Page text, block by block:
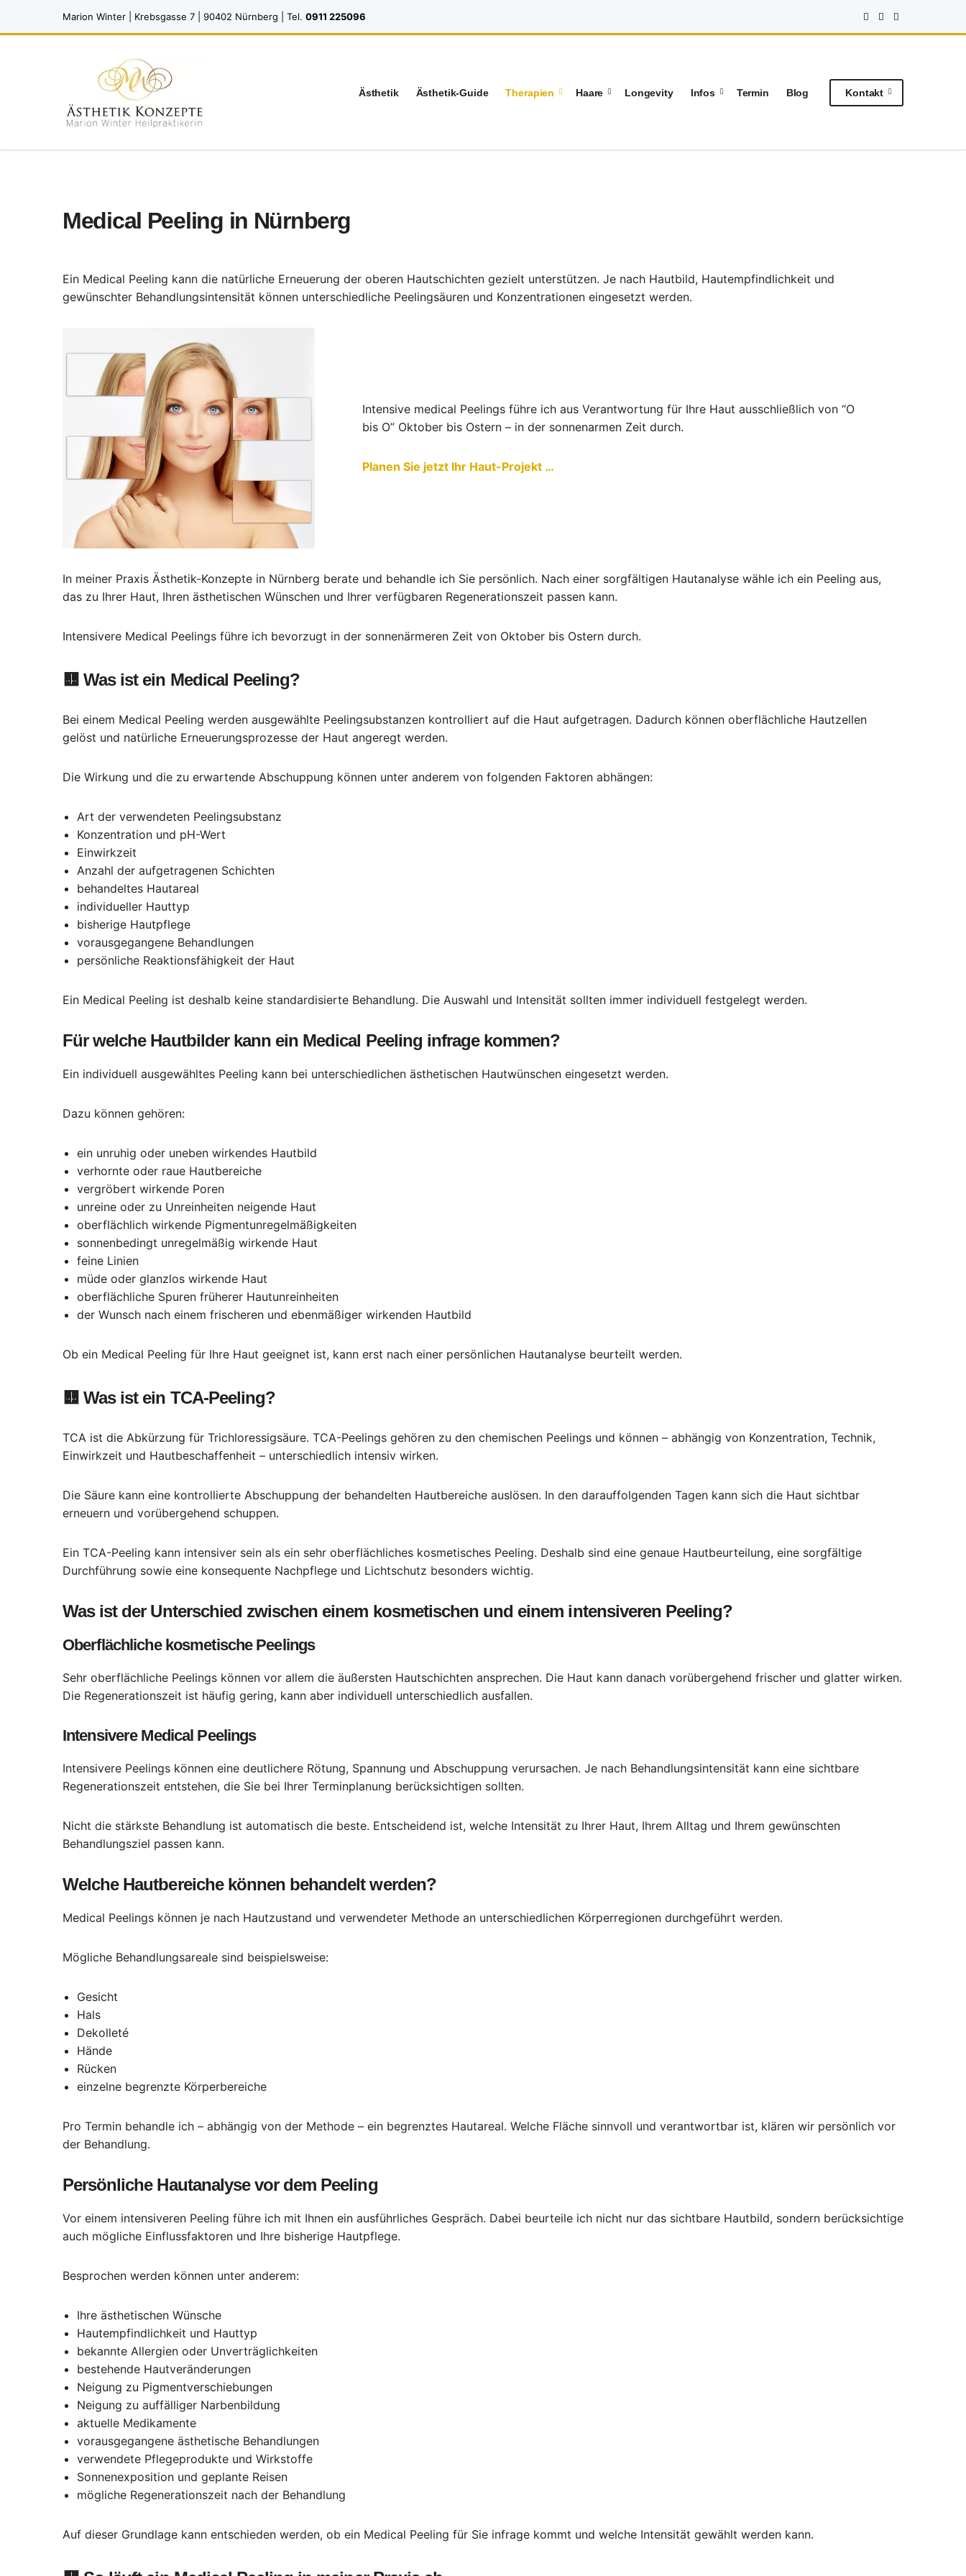
Marion Winter | Krebsgasse 7 | 90402 Nürnberg | Tel. 0911 225096
Ästhetik Ästhetik-Guide Therapien Haare Longevity Infos Termin Blog Kontakt
Medical Peeling in Nürnberg
Ein Medical Peeling kann die natürliche Erneuerung der oberen Hautschichten gezielt unterstützen. Je nach Hautbild, Hautempfindlichkeit und
gewünschter Behandlungsintensität können unterschiedliche Peelingsäuren und Konzentrationen eingesetzt werden.
Intensive medical Peelings führe ich aus Verantwortung für Ihre Haut ausschließlich von “O
bis O” Oktober bis Ostern – in der sonnenarmen Zeit durch.
Planen Sie jetzt Ihr Haut-Projekt …
In meiner Praxis Ästhetik-Konzepte in Nürnberg berate und behandle ich Sie persönlich. Nach einer sorgfältigen Hautanalyse wähle ich ein Peeling aus,
das zu Ihrer Haut, Ihren ästhetischen Wünschen und Ihrer verfügbaren Regenerationszeit passen kann.
Intensivere Medical Peelings führe ich bevorzugt in der sonnenärmeren Zeit von Oktober bis Ostern durch.
🟨 Was ist ein Medical Peeling?
Bei einem Medical Peeling werden ausgewählte Peelingsubstanzen kontrolliert auf die Haut aufgetragen. Dadurch können oberflächliche Hautzellen
gelöst und natürliche Erneuerungsprozesse der Haut angeregt werden.
Die Wirkung und die zu erwartende Abschuppung können unter anderem von folgenden Faktoren abhängen:
Art der verwendeten Peelingsubstanz
Konzentration und pH-Wert
Einwirkzeit
Anzahl der aufgetragenen Schichten
behandeltes Hautareal
individueller Hauttyp
bisherige Hautpflege
vorausgegangene Behandlungen
persönliche Reaktionsfähigkeit der Haut
Ein Medical Peeling ist deshalb keine standardisierte Behandlung. Die Auswahl und Intensität sollten immer individuell festgelegt werden.
Für welche Hautbilder kann ein Medical Peeling infrage kommen?
Ein individuell ausgewähltes Peeling kann bei unterschiedlichen ästhetischen Hautwünschen eingesetzt werden.
Dazu können gehören:
ein unruhig oder uneben wirkendes Hautbild
verhornte oder raue Hautbereiche
vergröbert wirkende Poren
unreine oder zu Unreinheiten neigende Haut
oberflächlich wirkende Pigmentunregelmäßigkeiten
sonnenbedingt unregelmäßig wirkende Haut
feine Linien
müde oder glanzlos wirkende Haut
oberflächliche Spuren früherer Hautunreinheiten
der Wunsch nach einem frischeren und ebenmäßiger wirkenden Hautbild
Ob ein Medical Peeling für Ihre Haut geeignet ist, kann erst nach einer persönlichen Hautanalyse beurteilt werden.
🟨 Was ist ein TCA-Peeling?
TCA ist die Abkürzung für Trichloressigsäure. TCA-Peelings gehören zu den chemischen Peelings und können – abhängig von Konzentration, Technik,
Einwirkzeit und Hautbeschaffenheit – unterschiedlich intensiv wirken.
Die Säure kann eine kontrollierte Abschuppung der behandelten Hautbereiche auslösen. In den darauffolgenden Tagen kann sich die Haut sichtbar
erneuern und vorübergehend schuppen.
Ein TCA-Peeling kann intensiver sein als ein sehr oberflächliches kosmetisches Peeling. Deshalb sind eine genaue Hautbeurteilung, eine sorgfältige
Durchführung sowie eine konsequente Nachpflege und Lichtschutz besonders wichtig.
Was ist der Unterschied zwischen einem kosmetischen und einem intensiveren Peeling?
Oberflächliche kosmetische Peelings
Sehr oberflächliche Peelings können vor allem die äußersten Hautschichten ansprechen. Die Haut kann danach vorübergehend frischer und glatter wirken.
Die Regenerationszeit ist häufig gering, kann aber individuell unterschiedlich ausfallen.
Intensivere Medical Peelings
Intensivere Peelings können eine deutlichere Rötung, Spannung und Abschuppung verursachen. Je nach Behandlungsintensität kann eine sichtbare
Regenerationszeit entstehen, die Sie bei Ihrer Terminplanung berücksichtigen sollten.
Nicht die stärkste Behandlung ist automatisch die beste. Entscheidend ist, welche Intensität zu Ihrer Haut, Ihrem Alltag und Ihrem gewünschten
Behandlungsziel passen kann.
Welche Hautbereiche können behandelt werden?
Medical Peelings können je nach Hautzustand und verwendeter Methode an unterschiedlichen Körperregionen durchgeführt werden.
Mögliche Behandlungsareale sind beispielsweise:
Gesicht
Hals
Dekolleté
Hände
Rücken
einzelne begrenzte Körperbereiche
Pro Termin behandle ich – abhängig von der Methode – ein begrenztes Hautareal. Welche Fläche sinnvoll und verantwortbar ist, klären wir persönlich vor
der Behandlung.
Persönliche Hautanalyse vor dem Peeling
Vor einem intensiveren Peeling führe ich mit Ihnen ein ausführliches Gespräch. Dabei beurteile ich nicht nur das sichtbare Hautbild, sondern berücksichtige
auch mögliche Einflussfaktoren und Ihre bisherige Hautpflege.
Besprochen werden können unter anderem:
Ihre ästhetischen Wünsche
Hautempfindlichkeit und Hauttyp
bekannte Allergien oder Unverträglichkeiten
bestehende Hautveränderungen
Neigung zu Pigmentverschiebungen
Neigung zu auffälliger Narbenbildung
aktuelle Medikamente
vorausgegangene ästhetische Behandlungen
verwendete Pflegeprodukte und Wirkstoffe
Sonnenexposition und geplante Reisen
mögliche Regenerationszeit nach der Behandlung
Auf dieser Grundlage kann entschieden werden, ob ein Medical Peeling für Sie infrage kommt und welche Intensität gewählt werden kann.